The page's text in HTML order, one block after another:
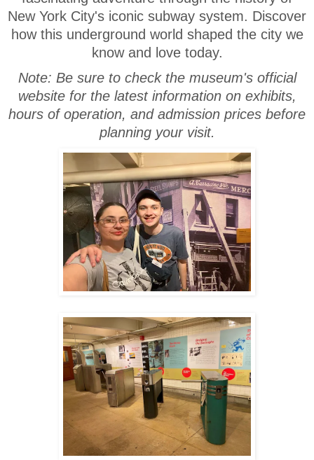
New York City's iconic subway system. Discover
how this underground world shaped the city we
know and love today.
Note: Be sure to check the museum's official
website for the latest information on exhibits,
hours of operation, and admission prices before
planning your visit.